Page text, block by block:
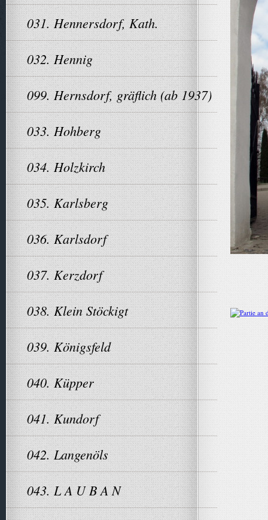
031. Hennersdorf, Kath.
032. Hennig
099. Hernsdorf, gräflich (ab 1937)
033. Hohberg
034. Holzkirch
035. Karlsberg
036. Karlsdorf
037. Kerzdorf
038. Klein Stöckigt
039. Königsfeld
040. Küpper
041. Kundorf
042. Langenöls
043. L A U B A N